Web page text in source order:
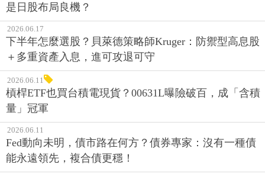
是日股布局良機？
2026.06.17
下半年怎麼選股？貝萊德策略師Kruger：防禦型高息股
＋多重資產入息，進可攻退可守
2026.06.11
槓桿ETF也買台積電現貨？00631L曝險破百，成「含積
量」冠軍
2026.06.11
Fed動向未明，債市路在何方？債券專家：沒有一種債
能永遠領先，複合債更穩！